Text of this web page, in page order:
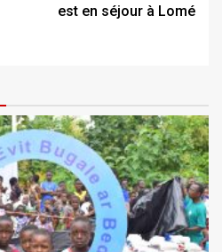
est en séjour à Lomé